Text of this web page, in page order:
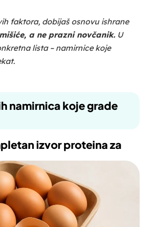
faktora, dobijaš osnovu ishrane
a ne prazni novčanik. U
lista – namirnice koje
namirnica koje grade
izvor proteina za